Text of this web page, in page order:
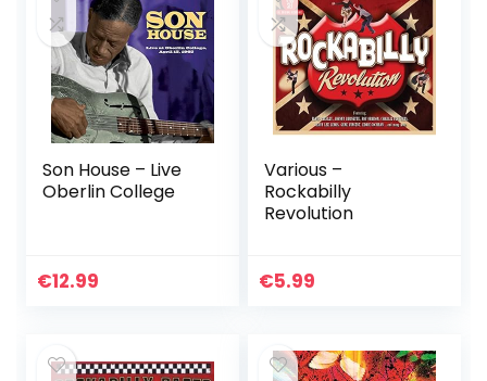
Son House – Live
Oberlin College
€12.99
Various –
Rockabilly
Revolution
€5.99